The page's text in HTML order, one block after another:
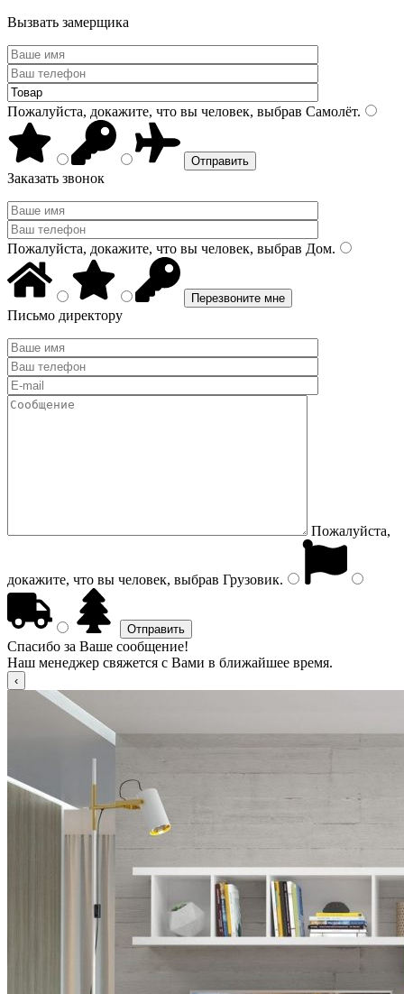
Вызвать замерщика
Пожалуйста, докажите, что вы человек, выбрав Самолёт.
Заказать звонок
Пожалуйста, докажите, что вы человек, выбрав Дом.
Письмо директору
Пожалуйста,
докажите, что вы человек, выбрав Грузовик.
Спасибо за Ваше сообщение!
Наш менеджер свяжется с Вами в ближайшее время.